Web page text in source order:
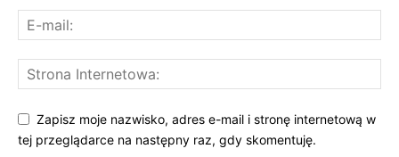
Zapisz moje nazwisko, adres e-mail i stronę internetową w
tej przeglądarce na następny raz, gdy skomentuję.